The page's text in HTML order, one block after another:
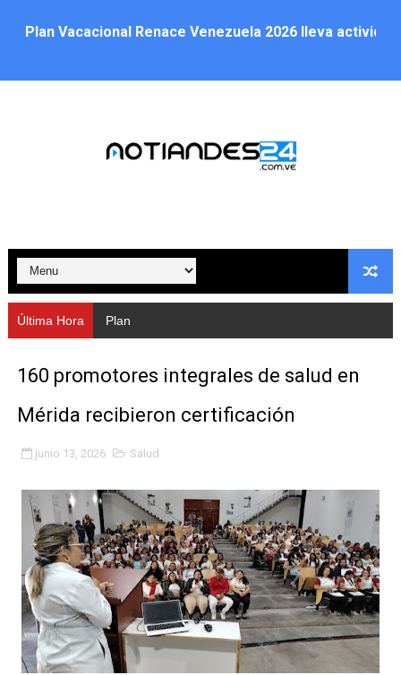
​Gobierno Bolivariano avanza en la instalación de
Cidata y el Observatorio Astronómico Nacional de
Concejo Municipal de Zea celebra distinción de
CIEPROL-ULA distingue al municipio Zea como
Plan Quirúrgico Regional llega a Pueblo Llano con la
Iaanem graduó a bebés de Mérida en jornada de
Iahula pone en marcha protocolo de triaje psicosocial
Arranca en Rivas Dávila el Plan de Renovación de
Alcalde Nelson Álvarez llevó jornada recreativa a la
CorpoMérida continúa con ciclos de formación
Fundacite culmina primera etapa de su Plan Vacacional
Nevado Gas optimiza servicio residencial en la
Última Hora Plan de alumbrado público sustituy
160 promotores integrales de salud en
Mérida recibieron certificación
junio 13, 2026 Salud